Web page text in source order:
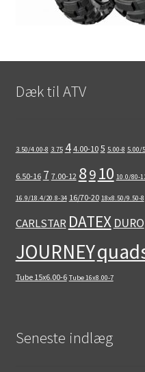
Dæk til ATV
3.50/4.00-8 3.75 4 4.00-10 5 5.00-8 5.00/
6.50-16 7 7.00-12 89 10 10.0/80-
16.9/18.4/20.8-34 16/70-20 18x8.50/9.50-8
CARLSTAR DATEX DURO
JOURNEY
Tube 15x6.00-6 Tube 16x8.00-7
Seneste indlæg